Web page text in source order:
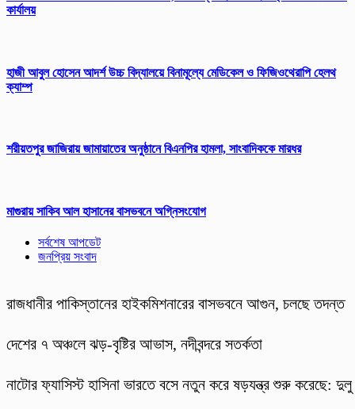
কার্যালয়
হাজী আবুল হোসেন আদর্শ উচ্চ বিদ্যালয়ে বিনামূল্যে মেডিকেল ও ফিজিওথেরাপি হেলথ
ক্যাম্প
শরীয়তপুর জাজিরায় জামায়াতের অনুষ্ঠানে বিএনপির হামলা, সাংবাদিককে মারধর
মাগুরায় সাকিব আল হাসানের বাসভবনে অগ্নিসংযোগ
সর্বশেষ আপডেট
জনপ্রিয় সংবাদ
রাজধানীর পাকিস্তানের হাইকমিশনারের বাসভবনে আগুন, চলছে তদন্ত
দেশের ৭ অঞ্চলে ঝড়-বৃষ্টির আভাস, নদীবন্দরে সতর্কতা
নাটোর ফ্যাসিস্ট হাসিনা ভারতে বসে নতুন করে ষড়যন্ত্র শুরু করেছে: দুলু